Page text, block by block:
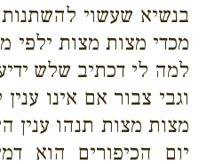
בנשיא שעשוי
מכדי מצות מצות ילפי
למה לי דכתיב שלש
וגבי צבור אם אינו
מצות מצות תנהו ענין
יום הכיפורים הוא